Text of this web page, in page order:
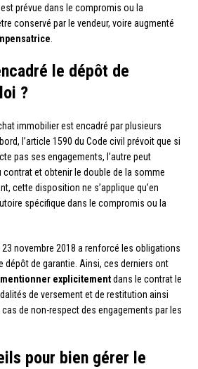
prévue dans le compromis ou la
conservé par le vendeur, voire augmenté
le dépôt de
?
immobilier est encadré par plusieurs
l’article 1590 du Code civil prévoit que si
pas ses engagements, l’autre peut
et obtenir le double de la somme
cette disposition ne s’applique qu’en
spécifique dans le compromis ou la
23 novembre 2018 a renforcé les obligations
dépôt de garantie. Ainsi, ces derniers ont
mentionner explicitementdans le contrat le
de versement et de restitution ainsi
de non-respect des engagements par les
pour bien gérer le